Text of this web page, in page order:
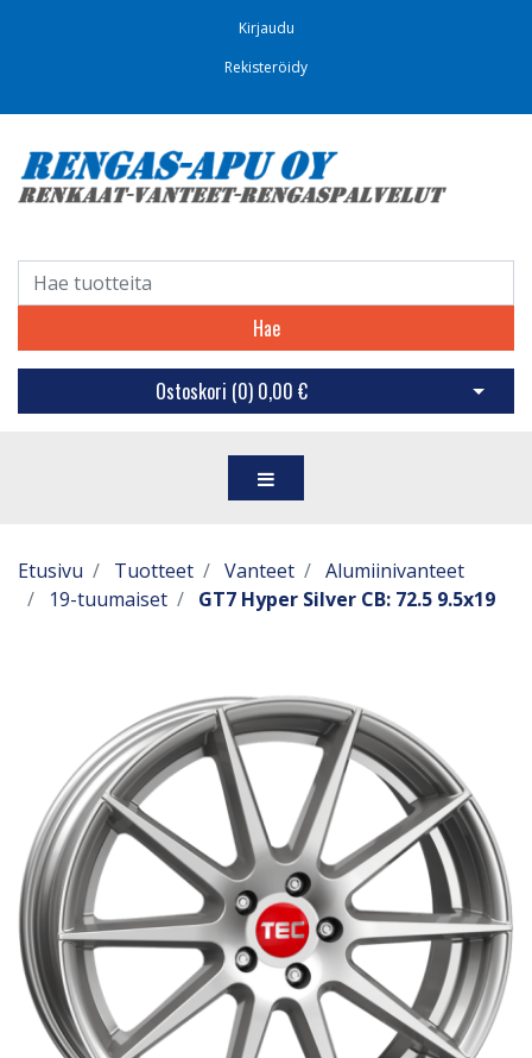
Kirjaudu
Rekisteröidy
Hae
Ostoskori (0) 0,00 € Avaa
Etusivu Tuotteet Vanteet
Alumiinivanteet
19-tuumaiset
GT7 Hyper Silver CB: 72.5 9.5x19